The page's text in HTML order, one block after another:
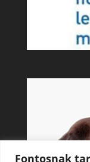
Fontosnak